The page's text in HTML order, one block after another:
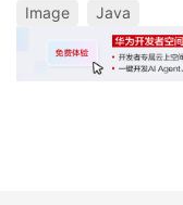
Image Java